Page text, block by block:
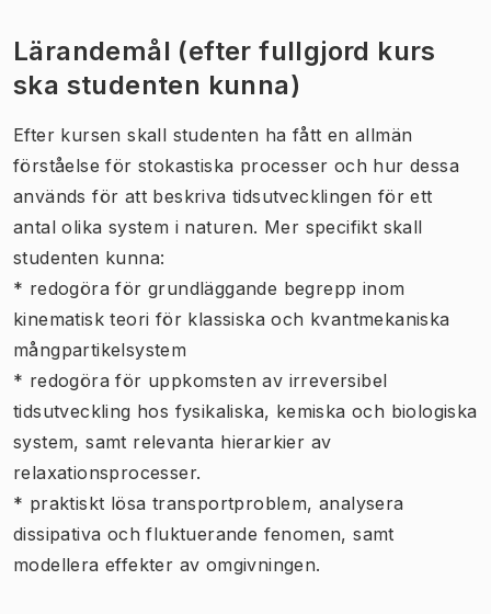
Lärandemål (efter fullgjord kurs
ska studenten kunna)
Efter kursen skall studenten ha fått en allmän
förståelse för stokastiska processer och hur dessa
används för att beskriva tidsutvecklingen för ett
antal olika system i naturen. Mer specifikt skall
studenten kunna:
* redogöra för grundläggande begrepp inom
kinematisk teori för klassiska och kvantmekaniska
mångpartikelsystem
* redogöra för uppkomsten av irreversibel
tidsutveckling hos fysikaliska, kemiska och biologiska
system, samt relevanta hierarkier av
relaxationsprocesser.
* praktiskt lösa transportproblem, analysera
dissipativa och fluktuerande fenomen, samt
modellera effekter av omgivningen.